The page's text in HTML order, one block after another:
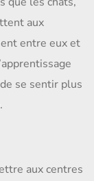
aux
entre eux et
se sentir plus
aux centres